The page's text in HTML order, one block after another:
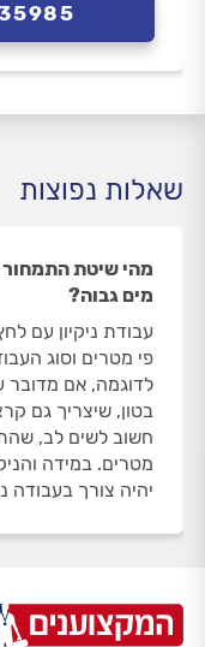
שאלות נפוצות
מהי שיטת התמחור
מים גבוה?
עבודת ניקיון עם
פי מטרים וסוג
לדוגמה, אם מדובר
בטון, שיצריך גם
מטרים. במידה
יהיה צורך בעבודה